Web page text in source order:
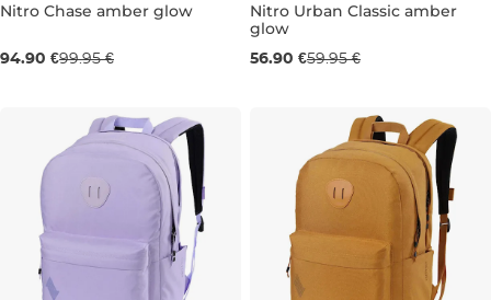
35L 51×37×23 cm
Nitro Chase amber glow
94.90 €99.95 € 20L 45×30×15 CM
Nitro Urban Classic amber
glow
56.90 €59.95 €